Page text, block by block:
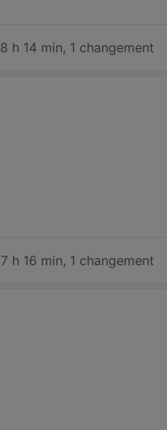
8 h 14 min, 1 changement
7 h 16 min, 1 changement